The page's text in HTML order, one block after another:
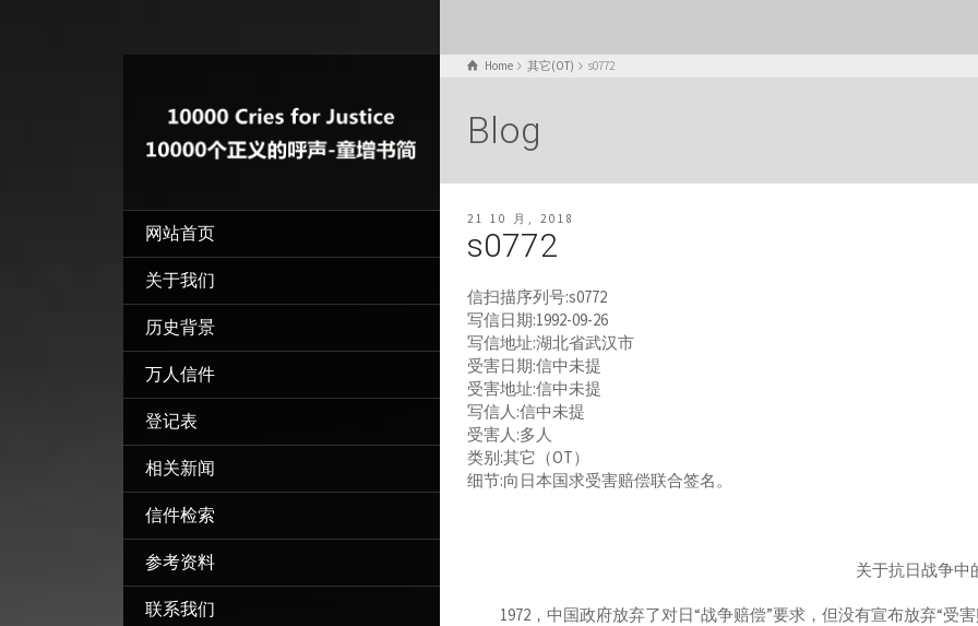
网站首页
关于我们
历史背景
万人信件
登记表
相关新闻
信件检索
参考资料
联系我们
Home 其它(OT) s0772
Blog
21 10 月, 2018
s0772
信扫描序列号:s0772
写信日期:1992-09-26
写信地址:湖北省武汉市
受害日期:信中未提
受害地址:信中未提
写信人:信中未提
受害人:多人
类别:其它（OT）
细节:向日本国求受害赔偿联合签名。
关于抗日战争中
1972，中国政府放弃了对日“战争赔偿”要求，但没有宣布放弃“受